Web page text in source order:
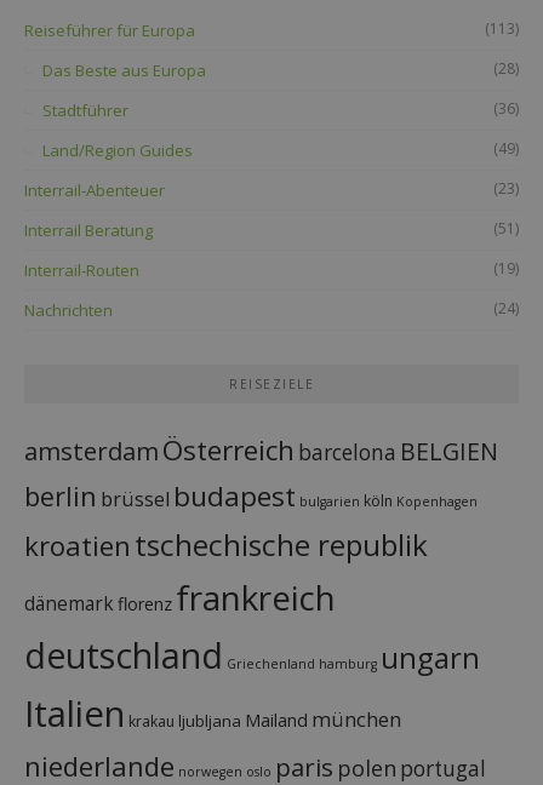
Reiseführer für Europa (113)
Das Beste aus Europa (28)
Stadtführer (36)
Land/Region Guides (49)
Interrail-Abenteuer (23)
Interrail Beratung (51)
Interrail-Routen (19)
Nachrichten (24)
REISEZIELE
amsterdamÖsterreich barcelona BELGIEN
berlin brüssel budapest bulgarien köln Kopenhagen
kroatien tschechische republik
dänemark florenz frankreich
deutschland Griechenland hamburg ungarn
Italien krakau ljubljana Mailand münchen
niederlande norwegen oslo paris polen portugal